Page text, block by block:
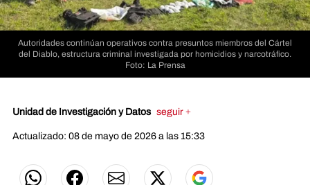
Autoridades continúan operativos contra presuntos miembros del Cártel
del Diablo, estructura criminal investigada por homicidios y narcotráfico.
Foto: La Prensa
Unidad de Investigación y Datos seguir +
Actualizado: 08 de mayo de 2026 a las 15:33